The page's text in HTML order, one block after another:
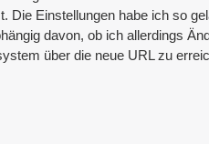
Die Einstellungen habe ich so
davon, ob ich allerdings
über die neue URL zu